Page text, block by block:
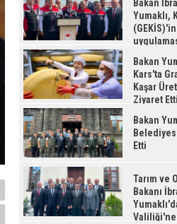
Bakan
Yumaklı,
Bakan
Kars'ta
Kaşar
Ziyaret Etti
Bakan
Etti
Tarım ve
Bakanı